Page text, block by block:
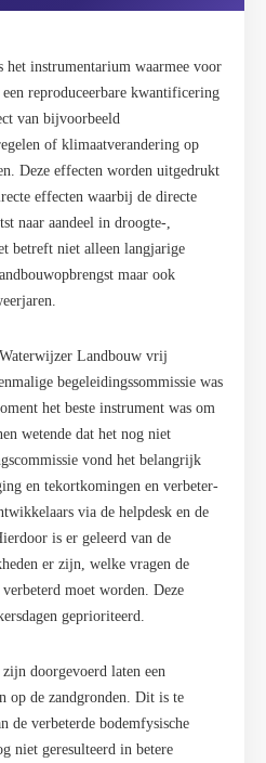
instrumentarium waarmee voor
reproduceerbare kwantificering
van bijvoorbeeld
of klimaatverandering op
Deze effecten worden uitgedrukt
effecten waarbij de directe
naar aandeel in droogte-,
betreft niet alleen langjarige
maar ook
Landbouw vrij
begeleidingssommissie was
het beste instrument was om
wetende dat het nog niet
vond het belangrijk
en tekortkomingen en verbeter-
via de helpdesk en de
is er geleerd van de
er zijn, welke vragen de
moet worden. Deze
geprioriteerd.
doorgevoerd laten een
op de zandgronden. Dit is te
de verbeterde bodemfysische
niet geresulteerd in betere